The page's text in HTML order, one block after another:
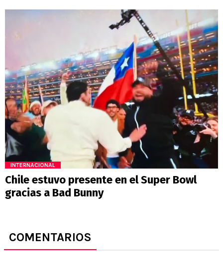
INTERNACIONAL
Chile estuvo presente en el Super Bowl
gracias a Bad Bunny
COMENTARIOS